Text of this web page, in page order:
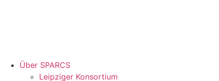
Über SPARCS
Leipziger Konsortium